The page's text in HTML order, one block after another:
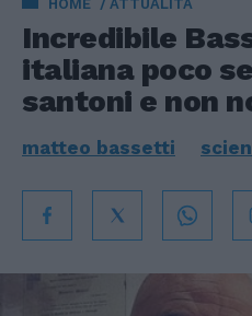
HOME ATTUALITÀ
Incredibile
italiana poco
santoni e non
matteo bassetti